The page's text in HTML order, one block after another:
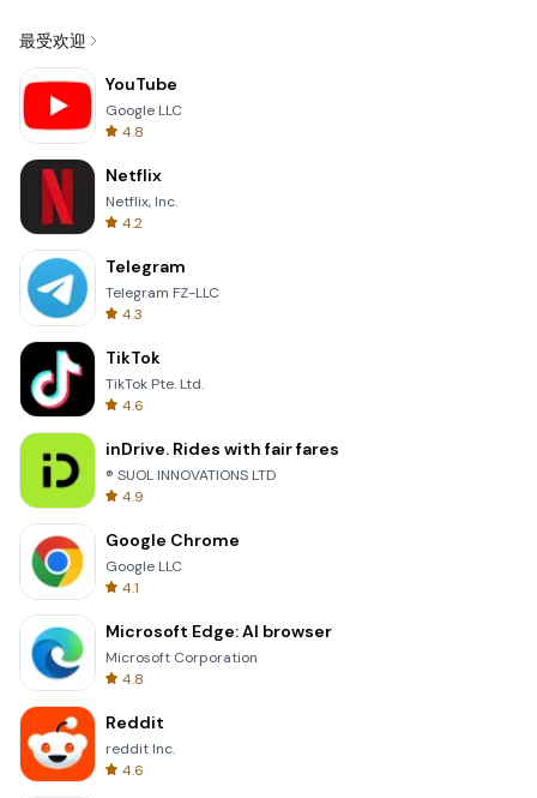
最受欢迎
YouTube
Google LLC
4.8
Netflix
Netflix, Inc.
4.2
Telegram
Telegram FZ-LLC
4.3
TikTok
TikTok Pte. Ltd.
4.6
inDrive. Rides with fair fares
® SUOL INNOVATIONS LTD
4.9
Google Chrome
Google LLC
4.1
Microsoft Edge: AI browser
Microsoft Corporation
4.8
Reddit
reddit Inc.
4.6